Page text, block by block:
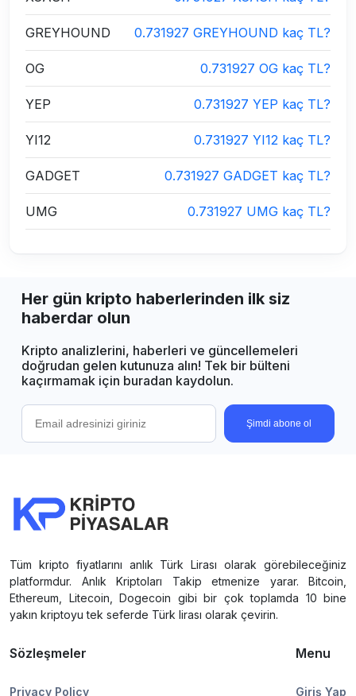
GREYHOUND 0.731927 GREYHOUND kaç TL?
OG 0.731927 OG kaç TL?
YEP 0.731927 YEP kaç TL?
YI12 0.731927 YI12 kaç TL?
GADGET 0.731927 GADGET kaç TL?
UMG 0.731927 UMG kaç TL?
Her gün kripto haberlerinden ilk siz
haberdar olun
Kripto analizlerini, haberleri ve güncellemeleri
doğrudan gelen kutunuza alın! Tek bir bülteni
kaçırmamak için buradan kaydolun.
Şimdi abone ol
Tüm kripto fiyatlarını anlık Türk Lirası olarak görebileceğiniz
platformdur. Anlık Kriptoları Takip etmenize yarar. Bitcoin,
Ethereum, Litecoin, Dogecoin gibi bir çok toplamda 10 bine
yakın kriptoyu tek seferde Türk lirası olarak çevirin.
Sözleşmeler
Privacy Policy
Menu
Giriş Yap